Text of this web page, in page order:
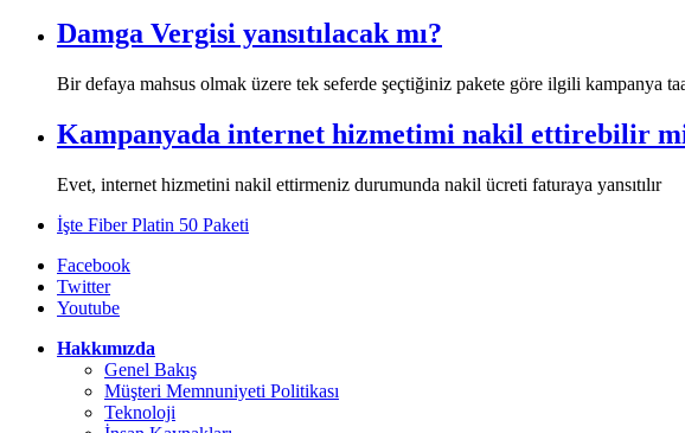
Damga Vergisi yansıtılacak mı?
​Bir defaya mahsus olmak üzere tek seferde şeçtiğiniz pakete göre ilgili kampanya
Kampanyada internet hizmetimi nakil ettirebilir
​Evet, internet hizmetini nakil ettirmeniz durumunda nakil ücreti faturaya yansıtılır
İşte Fiber Platin 50 Paketi
Facebook
Twitter
Youtube
Hakkımızda
Genel Bakış
Müşteri Memnuniyeti Politikası
Teknoloji